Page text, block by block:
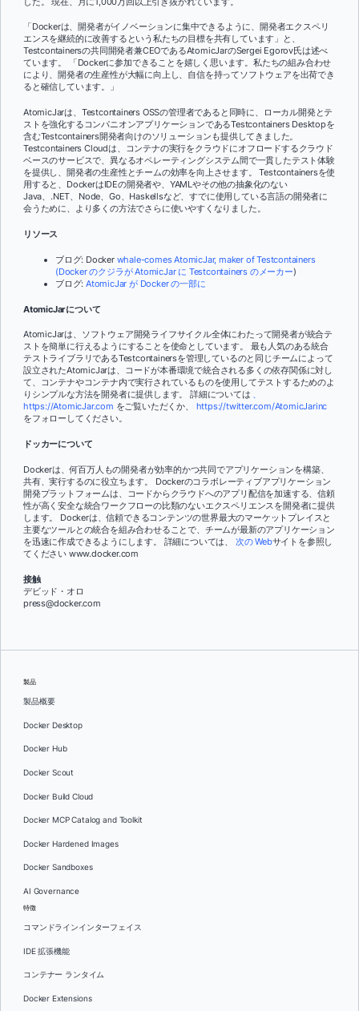
「Dockerは、開発者がイノベーションに集中できるように、開発者エクスペリ
エンスを継続的に改善するという私たちの目標を共有しています」と、
Testcontainersの共同開発者兼CEOであるAtomicJarのSergei Egorov氏は述べ
ています。 「Dockerに参加できることを嬉しく思います。私たちの組み合わせ
により、開発者の生産性が大幅に向上し、自信を持ってソフトウェアを出荷でき
ると確信しています。」
AtomicJarは、Testcontainers OSSの管理者であると同時に、ローカル開発とテ
ストを強化するコンパニオンアプリケーションであるTestcontainers Desktopを
含むTestcontainers開発者向けのソリューションも提供してきました。
Testcontainers Cloudは、コンテナの実行をクラウドにオフロードするクラウド
ベースのサービスで、異なるオペレーティングシステム間で一貫したテスト体験
を提供し、開発者の生産性とチームの効率を向上させます。 Testcontainersを使
用すると、DockerはIDEの開発者や、YAMLやその他の抽象化のない
Java、.NET、Node、Go、Haskellsなど、すでに使用している言語の開発者に
会うために、より多くの方法でさらに使いやすくなりました。
リソース
ブログ: Docker whale-comes AtomicJar, maker of Testcontainers
(Docker のクジラが AtomicJar に Testcontainers のメーカー)
ブログ: AtomicJar が Docker の一部に
AtomicJarについて
AtomicJarは、ソフトウェア開発ライフサイクル全体にわたって開発者が統合テ
ストを簡単に行えるようにすることを使命としています。 最も人気のある統合
テストライブラリであるTestcontainersを管理しているのと同じチームによって
設立されたAtomicJarは、コードが本番環境で統合される多くの依存関係に対し
て、コンテナやコンテナ内で実行されているものを使用してテストするためのよ
りシンプルな方法を開発者に提供します。 詳細については 、
https://AtomicJar.com をご覧いただくか、 https://twitter.com/AtomicJarinc
をフォローしてください。
ドッカーについて
Dockerは、何百万人もの開発者が効率的かつ共同でアプリケーションを構築、
共有、実行するのに役立ちます。 Dockerのコラボレーティブアプリケーション
開発プラットフォームは、コードからクラウドへのアプリ配信を加速する、信頼
性が高く安全な統合ワークフローの比類のないエクスペリエンスを開発者に提供
します。 Dockerは、信頼できるコンテンツの世界最大のマーケットプレイスと
主要なツールとの統合を組み合わせることで、チームが最新のアプリケーション
を迅速に作成できるようにします。 詳細については、 次の Webサイトを参照し
てください www.docker.com
接触
デビッド・オロ
press@docker.com
製品
製品概要
Docker Desktop
Docker Hub
Docker Scout
Docker Build Cloud
Docker MCP Catalog and Toolkit
Docker Hardened Images
Docker Sandboxes
AI Governance
特徴
コマンドラインインターフェイス
IDE 拡張機能
コンテナー ランタイム
Docker Extensions